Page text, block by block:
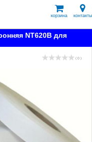
корзина контакты
NT620B для
( 0 )